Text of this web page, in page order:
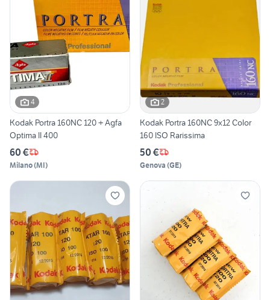
4
Kodak Portra 160NC 120 + Agfa
Optima II 400
60 €
Milano(MI)
2
Kodak Portra 160NC 9x12 Color
160 ISO Rarissima
50 €
Genova (GE)